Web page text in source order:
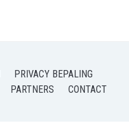
PRIVACY BEPALING
PARTNERS CONTACT